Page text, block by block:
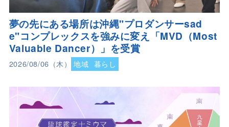
夢の先にある場所は沖縄"プロダンサーsad
e"コンプレックスを強みに変え「MVD（Most
Valuable Dancer）」を受賞
2026/08/06（木） 地域 暮らし